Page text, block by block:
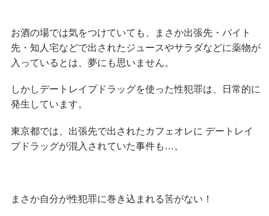
お酒の場では気をつけていても、まさか出張先・バイト
先・知人宅などで出されたジュースやサラダなどに薬物が
入っているとは、夢にも思いません。
しかしデートレイプドラッグを使った性犯罪は、日常的に
発生しています。
東京都では、出張先で出されたカフェオレに デートレイ
プドラッグが混入されていた事件も…。
まさか自分が性犯罪に巻き込まれる筈がない！